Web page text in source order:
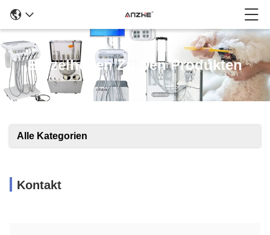
Einzelheiten Zu Den Produkten
Alle Kategorien
Kontakt